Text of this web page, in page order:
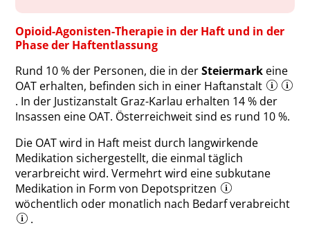
Opioid-Agonisten-Therapie in der Haft und in der
Phase der Haftentlassung
Rund 10 % der Personen, die in derSteiermark eine
OAT erhalten, befinden sich in einer Haftanstalt
. In der Justizanstalt Graz-Karlau erhalten 14 % der
Insassen eine OAT. Österreichweit sind es rund 10 %.
Die OAT wird in Haft meist durch langwirkende
Medikation sichergestellt, die einmal täglich
verarbreicht wird. Vermehrt wird eine subkutane
Medikation in Form von Depotspritzen
wöchentlich oder monatlich nach Bedarf verabreicht
.